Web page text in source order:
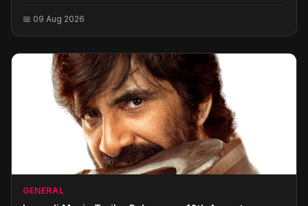
📅 09 Aug 2026
GENERAL